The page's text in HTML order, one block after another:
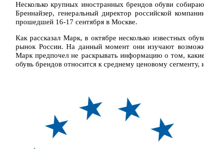
Несколько крупных иностранных брендов обуви
Бреннайзер, генеральный директор российской
прошедшей 16-17 сентября в Москве.
Как рассказал Марк, в октябре несколько известных
рынок России. На данный момент они изучают
Марк предпочел не раскрывать информацию о том,
обувь брендов относится к среднему ценовому